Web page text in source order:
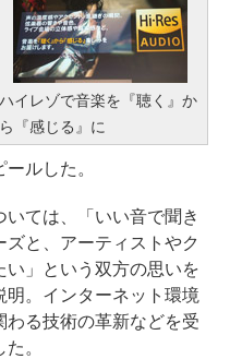
ハイレゾで音楽を『聴く』か
ら『感じる』に
ルした。
ては、「いい音で聞き
と、アーティストやク
い」という双方の思いを
。インターネット環境
る技術の革新などを受
。